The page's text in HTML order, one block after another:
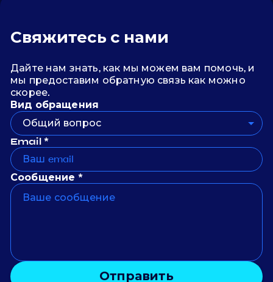
Свяжитесь с нами
Дайте нам знать, как мы можем вам помочь, и
мы предоставим обратную связь как можно
скорее.
Вид обращения
Общий вопрос
Email *
Сообщение *
Отправить